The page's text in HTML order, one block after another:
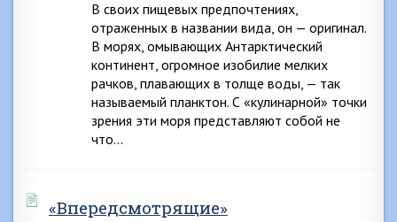
В своих пищевых предпочтениях,
отраженных в названии вида, он — оригинал.
В морях, омывающих Антарктический
континент, огромное изобилие мелких
рачков, плавающих в толще воды, — так
называемый планктон. С «кулинарной» точки
зрения эти моря представляют собой не
что…
«Впередсмотрящие»